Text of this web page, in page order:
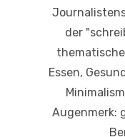
der
Essen,
Augenmerk: